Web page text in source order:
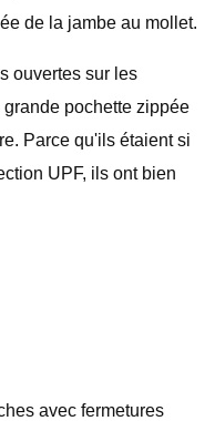
de la jambe au mollet.
ouvertes sur les
pochette zippée
Parce qu'ils étaient si
UPF, ils ont bien
avec fermetures